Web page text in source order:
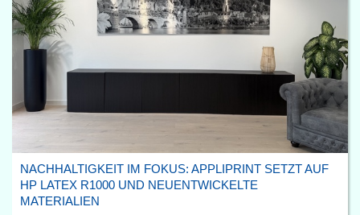
NACHHALTIGKEIT IM FOKUS: APPLIPRINT SETZT AUF
HP LATEX R1000 UND NEUENTWICKELTE
MATERIALIEN